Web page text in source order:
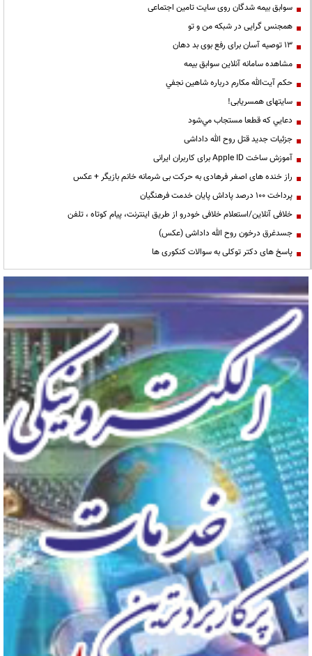
سوابق بیمه شدگان روی سایت تامین اجتماعی
همجنس گرایی در شبکه من و تو
13 توصیه آسان برای رفع بوی بد دهان
مشاهده سامانه آنلاين سوابق بیمه
حكم آيت‌الله مكارم درباره شاهين نجفي
سایتهای همسریابی!
دعايي كه قطعا مستجاب مي‌شود
جزئیات جدید قتل روح الله داداشی
آموزش ساخت Apple ID برای کاربران ایرانی
راز خنده های اصغر فرهادی به حرکت بی شرمانه خانم بازیگر + عکس
پرداخت ۱۰۰ درصد پاداش پایان خدمت فرهنگیان
خلافی آنلاین/استعلام خلافی خودرو از طریق اینترنت، پیام کوتاه ، تلفن
جسدغرق درخون روح الله داداشی (عکس)
پاسخ های دکتر توکلی به سوالات کنکوری ها